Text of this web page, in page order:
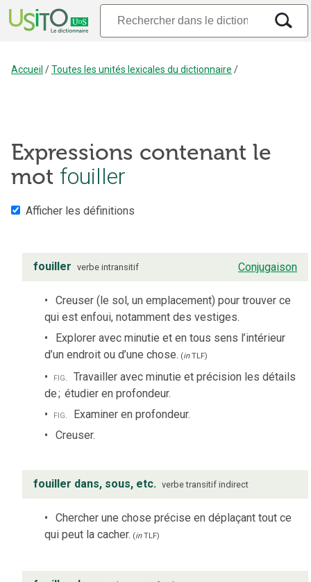
Accueil /Toutes les unités lexicales du dictionnaire /
Expressions contenant le
mot fouiller
Afficher les définitions
fouiller verbe intransitif Conjugaison
Creuser (le sol, un emplacement) pour trouver ce
qui est enfoui, notamment des vestiges.
Explorer avec minutie et en tous sens l’intérieur
d’un endroit ou d’une chose. (inTLF)
fig. Travailler avec minutie et précision les détails
de; étudier en profondeur.
fig. Examiner en profondeur.
Creuser.
fouiller dans, sous, etc. verbe transitif indirect
Chercher une chose précise en déplaçant tout ce
qui peut la cacher. (inTLF)